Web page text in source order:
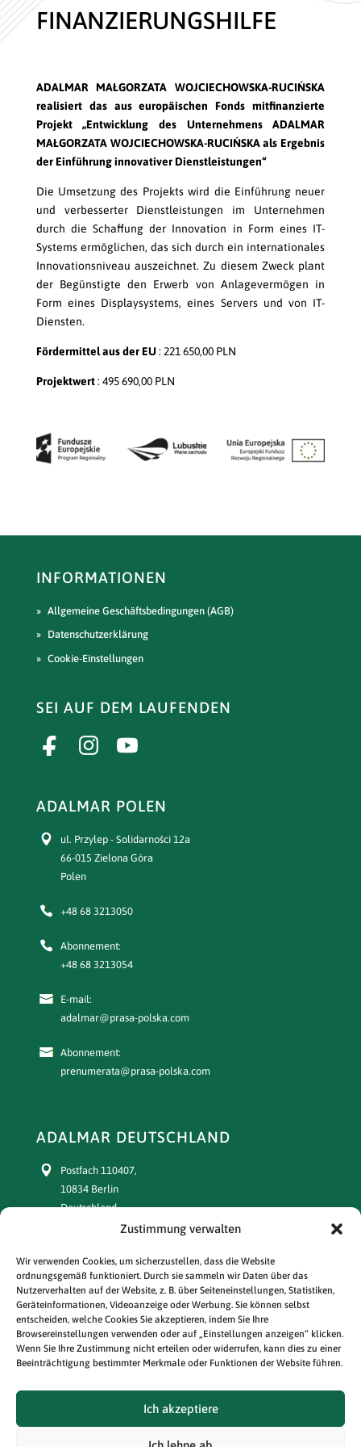
Zustimmung verwalten
Wir verwenden Cookies, um sicherzustellen, dass die Website
ordnungsgemäß funktioniert. Durch sie sammeln wir Daten über das
Nutzerverhalten auf der Website, z. B. über Seiteneinstellungen, Statistiken,
Geräteinformationen, Videoanzeige oder Werbung. Sie können selbst
entscheiden, welche Cookies Sie akzeptieren, indem Sie Ihre
Browsereinstellungen verwenden oder auf „Einstellungen anzeigen“ klicken.
Wenn Sie Ihre Zustimmung nicht erteilen oder widerrufen, kann dies zu einer
Beeinträchtigung bestimmter Merkmale oder Funktionen der Website führen.
Ich akzeptiere
FINANZIERUNGSHILFE
ADALMAR MAŁGORZATA WOJCIECHOWSKA-RUCIŃSKA
realisiert das aus europäischen Fonds mitfinanzierte
Projekt „Entwicklung des Unternehmens ADALMAR
MAŁGORZATA WOJCIECHOWSKA-RUCIŃSKA als Ergebnis
der Einführung innovativer Dienstleistungen“
Die Umsetzung des Projekts wird die Einführung neuer
und verbesserter Dienstleistungen im Unternehmen
durch die Schaffung der Innovation in Form eines IT-
Systems ermöglichen, das sich durch ein internationales
Innovationsniveau auszeichnet. Zu diesem Zweck plant
der Begünstigte den Erwerb von Anlagevermögen in
Form eines Displaysystems, eines Servers und von IT-
Diensten.
Fördermittel aus der EU: 221 650,00 PLN
Projektwert: 495 690,00 PLN
INFORMATIONEN
Allgemeine Geschäftsbedingungen (AGB)
Datenschutzerklärung
Cookie-Einstellungen
SEI AUF DEM LAUFENDEN
ADALMAR POLEN
ul. Przylep - Solidarności 12a
66-015 Zielona Góra
Polen
+48 68 3213050
Abonnement:
+48 68 3213054
E-mail:
adalmar@prasa-polska.com
Abonnement:
prenumerata@prasa-polska.com
ADALMAR DEUTSCHLAND
Postfach 110407,
10834 Berlin
Deutschland
Abonnement:
+49 30 77391864
E-mail:
adalmar@prasa-polska.com
prenumerata@prasa-polska.com